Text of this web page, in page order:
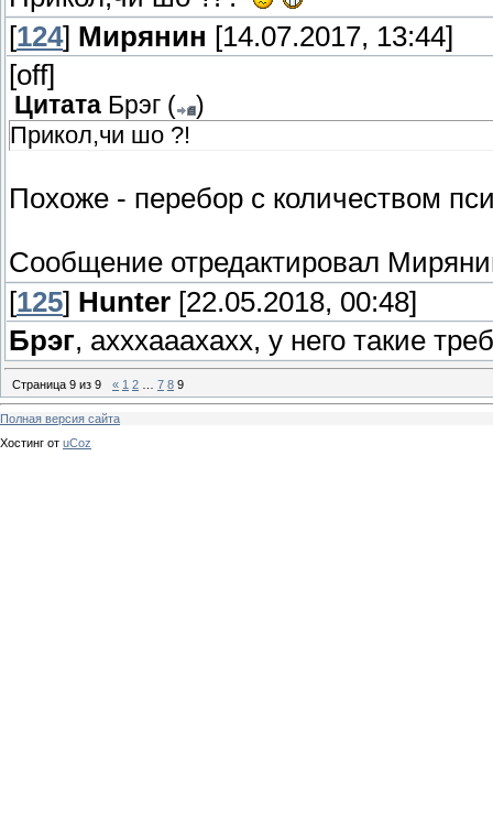
[124] Мирянин [14.07.2017, 13:44]
[off]
Цитата Брэг (
)
Прикол,чи шо ?!
Похоже - перебор с количеством
Сообщение отредактировал
[125] Hunter [22.05.2018, 00:48]
Брэг, ахххааахахх, у него такие
Страница 9 из 9 « 1 2 7 8 9
Полная версия сайта
Хостинг от uCoz